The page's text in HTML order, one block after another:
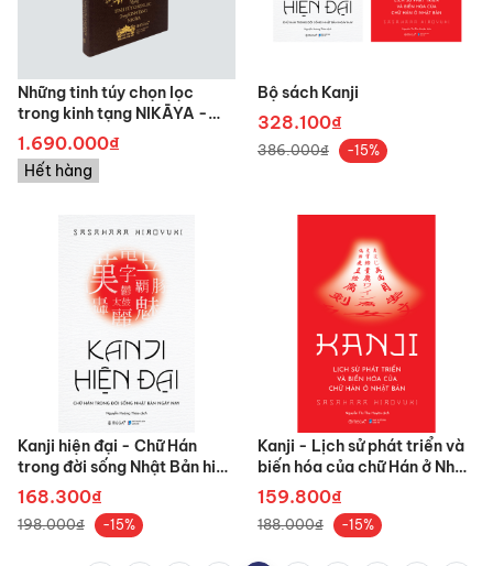
Những tinh túy chọn lọc
trong kinh tạng NIKĀYA -
Bản đặc biệt
1.690.000₫
Hết hàng
Bộ sách Kanji
328.100₫
386.000₫ -15%
Kanji hiện đại - Chữ Hán
trong đời sống Nhật Bản hiện
nay
168.300₫
198.000₫ -15%
Kanji - Lịch sử phát triển và
biến hóa của chữ Hán ở Nhật
Bản
159.800₫
188.000₫ -15%